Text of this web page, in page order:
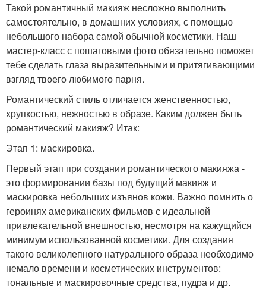
Такой романтичный макияж несложно выполнить
самостоятельно, в домашних условиях, с помощью
небольшого набора самой обычной косметики. Наш
мастер-класс с пошаговыми фото обязательно поможет
тебе сделать глаза выразительными и притягивающими
взгляд твоего любимого парня.
Романтический стиль отличается женственностью,
хрупкостью, нежностью в образе. Каким должен быть
романтический макияж? Итак:
Этап 1: маскировка.
Первый этап при создании романтического макияжа -
это формировании базы под будущий макияж и
маскировка небольших изъянов кожи. Важно помнить о
героинях американских фильмов с идеальной
привлекательной внешностью, несмотря на кажущийся
минимум использованной косметики. Для создания
такого великолепного натурального образа необходимо
немало времени и косметических инструментов:
тональные и маскировочные средства, пудра и др.